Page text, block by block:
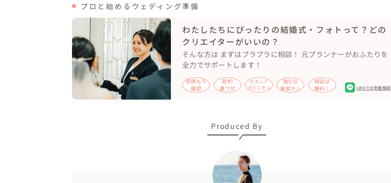
プロと始めるウェディング準備
わたしたちにぴったりの結婚式・フォトって？どの
クリエイターがいいの？
そんな方は まずはブラプラに相談！ 元プランナーがおふたりを
全力でサポートします！
見積もり
確認
節約
裏ワザ
セカンド
オピニオン
強引な
接客ナシ
相談は
無料！
LINEでお気軽相談
Produced By